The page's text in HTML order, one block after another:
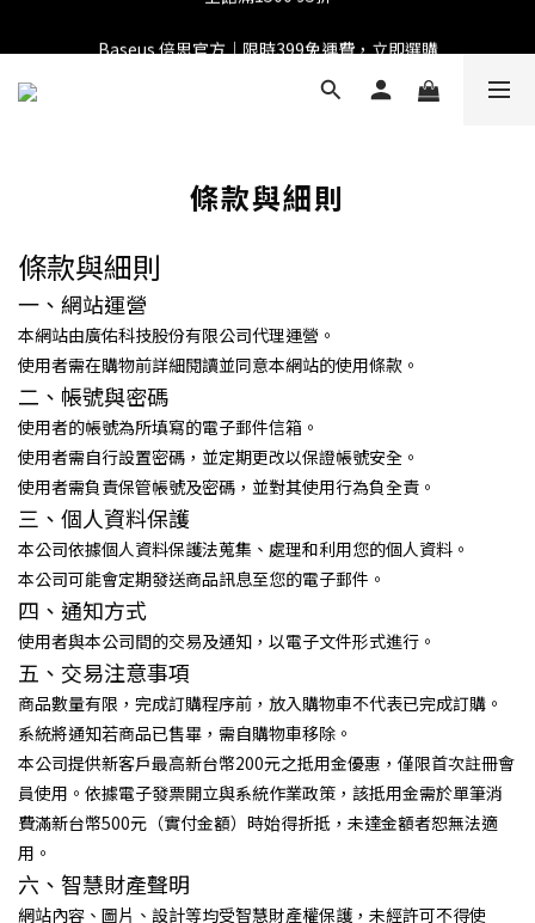
Baseus 倍思官方｜限時399免運費，立即選購
全館滿1500 95折
條款與細則
條款與細則
一、網站運營
本網站由廣佑科技股份有限公司代理運營。
使用者需在購物前詳細閱讀並同意本網站的使用條款。
二、帳號與密碼
使用者的帳號為所填寫的電子郵件信箱。
使用者需自行設置密碼，並定期更改以保證帳號安全。
使用者需負責保管帳號及密碼，並對其使用行為負全責。
三、個人資料保護
本公司依據個人資料保護法蒐集、處理和利用您的個人資料。
本公司可能會定期發送商品訊息至您的電子郵件。
四、通知方式
使用者與本公司間的交易及通知，以電子文件形式進行。
五、交易注意事項
商品數量有限，完成訂購程序前，放入購物車不代表已完成訂購。
系統將通知若商品已售畢，需自購物車移除。
本公司提供新客戶最高新台幣200元之抵用金優惠，僅限首次註冊會
員使用。依據電子發票開立與系統作業政策，該抵用金需於單筆消
費滿新台幣500元（實付金額）時始得折抵，未達金額者恕無法適
用。
六、智慧財產聲明
網站內容、圖片、設計等均受智慧財產權保護，未經許可不得使
動、出貨、保固與門市資訊；需要真人客服也可以直接留
言。
真人客服時間 09:00-17:00